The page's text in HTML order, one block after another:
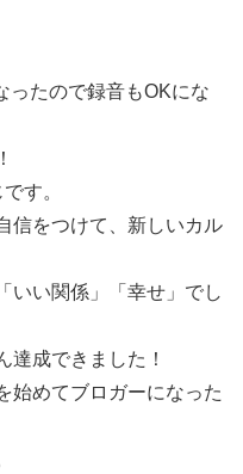
ったので録音もOKにな
す。
信をつけて、新しいカル
いい関係」「幸せ」でし
達成できました！
始めてブロガーになった